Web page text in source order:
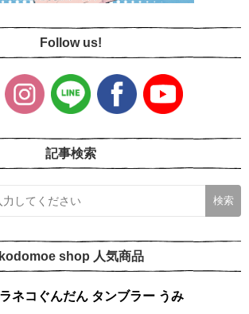
Follow us!
記事検索
kodomoe shop 人気商品
ノラネコぐんだん タンブラー うみ